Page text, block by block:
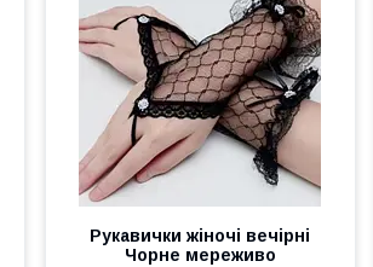
Рукавички жіночі вечірні
Чорне мереживо